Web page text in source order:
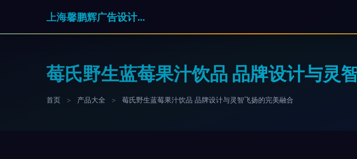
上海馨鹏辉广告设计有限公司
莓氏野生蓝莓果汁饮品 品牌设计与灵
首页 > 产品大全 > 莓氏野生蓝莓果汁饮品 品牌设计与灵智飞扬的完美融合